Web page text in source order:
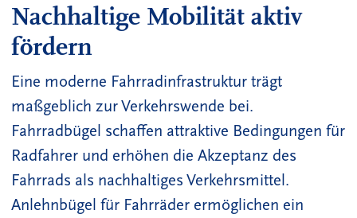
Nachhaltige Mobilität aktiv
fördern
Eine moderne Fahrradinfrastruktur trägt
maßgeblich zur Verkehrswende bei.
Fahrradbügel schaffen attraktive Bedingungen für
Radfahrer und erhöhen die Akzeptanz des
Fahrrads als nachhaltiges Verkehrsmittel.
Anlehnbügel für Fahrräder ermöglichen ein